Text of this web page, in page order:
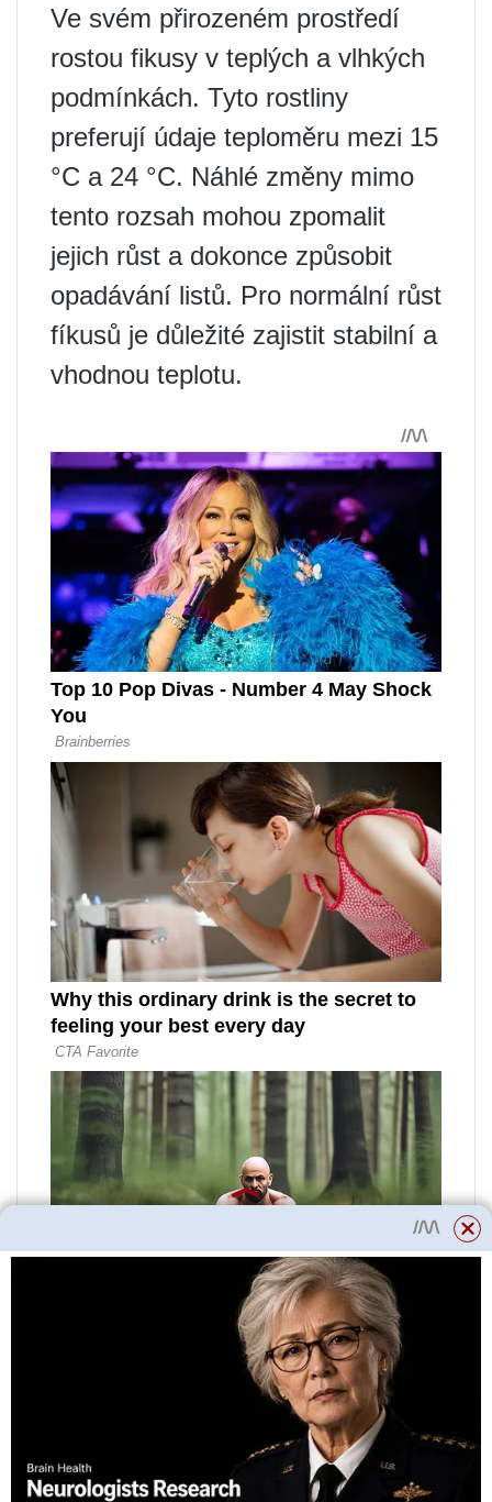
Ve svém přirozeném prostředí
rostou fikusy v teplých a vlhkých
podmínkách. Tyto rostliny
preferují údaje teploměru mezi 15
°C a 24 °C. Náhlé změny mimo
tento rozsah mohou zpomalit
jejich růst a dokonce způsobit
opadávání listů. Pro normální růst
fíkusů je důležité zajistit stabilní a
vhodnou teplotu.